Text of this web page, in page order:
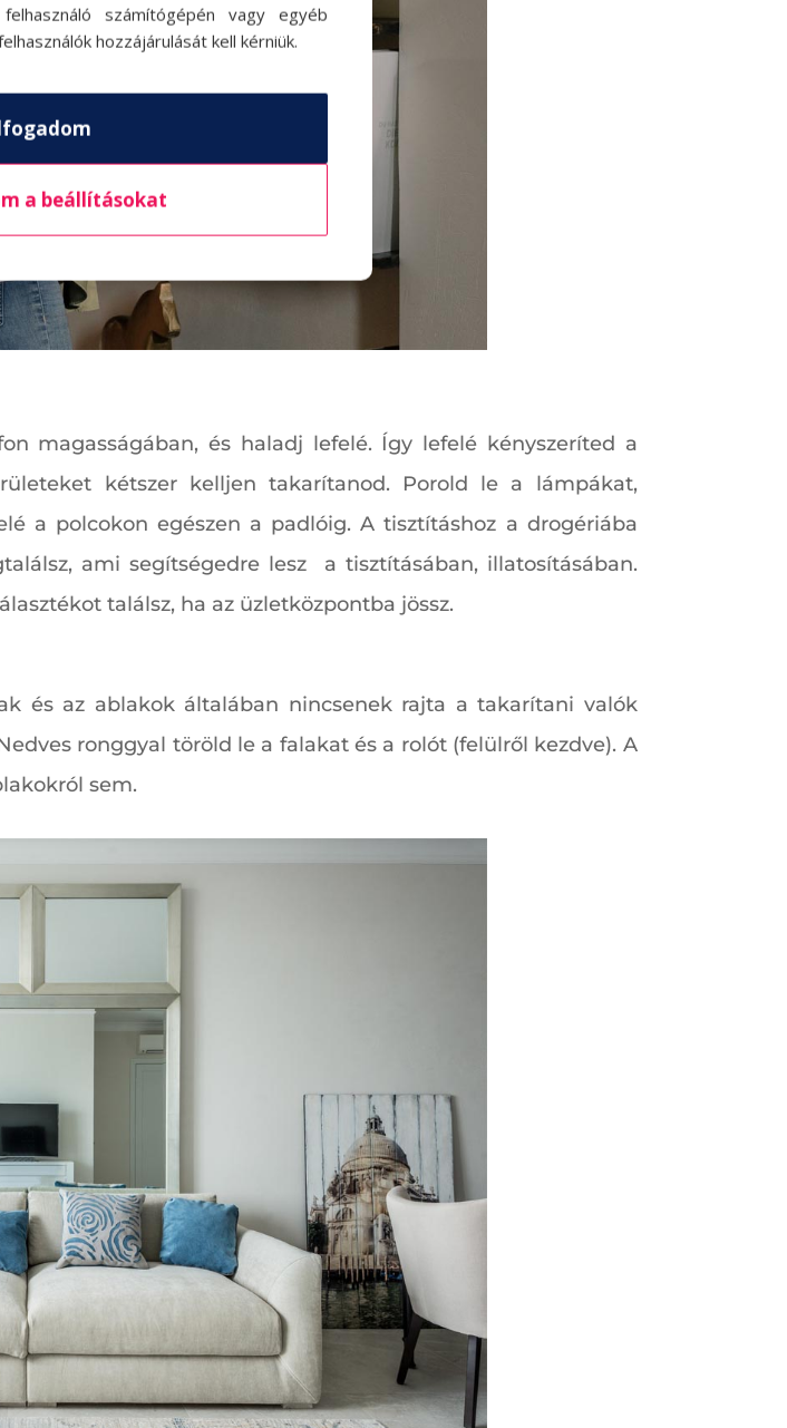
magasságában, és haladj lefelé. Így lefelé kényszeríted a
kétszer kelljen takarítanod. Porold le a lámpákat,
a polcokon egészen a padlóig. A tisztításhoz a drogériába
ami segítségedre lesz a tisztításában, illatosításában.
találsz, ha az üzletközpontba jössz.
és az ablakok általában nincsenek rajta a takarítani valók
ronggyal töröld le a falakat és a rolót (felülről kezdve). A
sem.
számítógépén vagy egyéb
hozzájárulását kell kérniük.
a beállításokat